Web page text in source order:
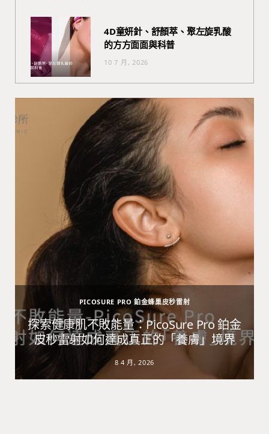
4D童妍針、舒顏萃、聚左旋乳酸
的方方面面與科普
10 7 月, 2026
PICOSURE PRO 鉑金蜂巢皮秒雷射
探索健康肌不敗能量：PicoSure Pro 鉑金
皮秒雷射如何達成真正的「養膚」境界
8 4 月, 2026